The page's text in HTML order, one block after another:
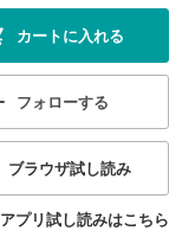
カートに入れる
フォローする
ブラウザ試し読み
アプリ試し読みはこちら